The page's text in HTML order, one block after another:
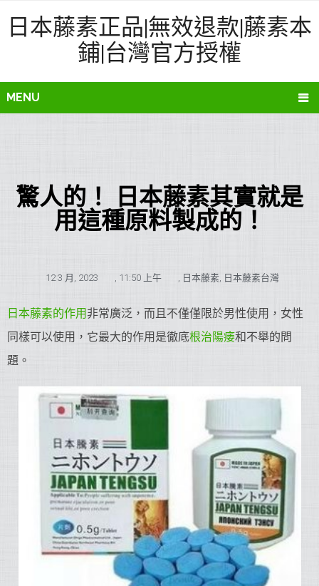
日本藤素正品|無效退款|藤素本
鋪|台灣官方授權
MENU
驚人的！ 日本藤素其實就是
用這種原料製成的！
12 3 月, 2023 , 11:50 上午 , 日本藤素, 日本藤素台灣
日本藤素的作用 非常廣泛，而且不僅僅限於男性使用，女性
同樣可以使用，它最大的作用是徹底根治陽痿和不舉的問
題。